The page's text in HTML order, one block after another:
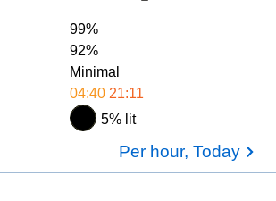
99%
92%
Minimal
04:40 21:11
5% lit
Per hour, Today